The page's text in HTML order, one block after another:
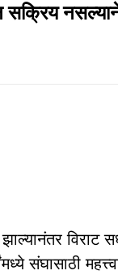
सक्रिय
विराट
संघासाठी